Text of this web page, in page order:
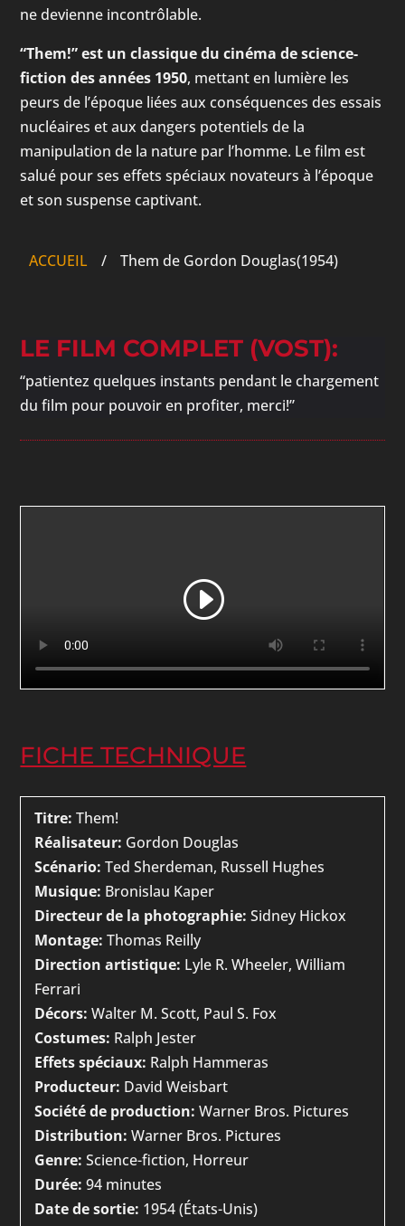
ne devienne incontrôlable.
“Them!” est un classique du cinéma de science-
fiction des années 1950, mettant en lumière les
peurs de l’époque liées aux conséquences des essais
nucléaires et aux dangers potentiels de la
manipulation de la nature par l’homme. Le film est
salué pour ses effets spéciaux novateurs à l’époque
et son suspense captivant.
ACCUEIL / Them de Gordon Douglas(1954)
LE FILM COMPLET (VOST):
“patientez quelques instants pendant le chargement
du film pour pouvoir en profiter, merci!”
FICHE TECHNIQUE
Titre: Them!
Réalisateur: Gordon Douglas
Scénario: Ted Sherdeman, Russell Hughes
Musique: Bronislau Kaper
Directeur de la photographie: Sidney Hickox
Montage: Thomas Reilly
Direction artistique: Lyle R. Wheeler, William
Ferrari
Décors: Walter M. Scott, Paul S. Fox
Costumes: Ralph Jester
Effets spéciaux: Ralph Hammeras
Producteur: David Weisbart
Société de production: Warner Bros. Pictures
Distribution: Warner Bros. Pictures
Genre: Science-fiction, Horreur
Durée: 94 minutes
Date de sortie: 1954 (États-Unis)